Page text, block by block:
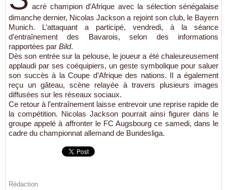
acré champion d’Afrique avec la sélection sénégalaise
dimanche dernier, Nicolas Jackson a rejoint son club, le Bayern
Munich. L’attaquant a participé, vendredi, à la séance
d’entraînement des Bavarois, selon des informations
rapportées par Bild.
Dès son entrée sur la pelouse, le joueur a été chaleureusement
applaudi par ses coéquipiers, un geste symbolique pour saluer
son succès à la Coupe d’Afrique des nations. Il a également
reçu un gâteau, scène relayée à travers plusieurs images
diffusées sur les réseaux sociaux.
Ce retour à l’entraînement laisse entrevoir une reprise rapide de
la compétition. Nicolas Jackson pourrait ainsi figurer dans le
groupe appelé à affronter le FC Augsbourg ce samedi, dans le
cadre du championnat allemand de Bundesliga.
Rédaction